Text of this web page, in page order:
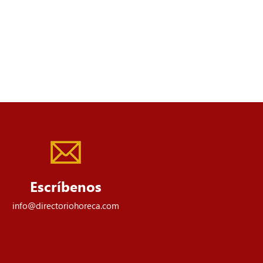
Escríbenos
info@directoriohoreca.com